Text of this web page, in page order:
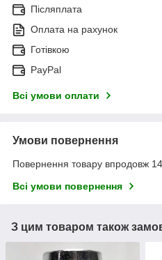
Післяплата
Оплата на рахунок
Готівкою
PayPal
Всі умови оплати
Умови повернення
Повернення товару впродовж
Всі умови повернення
З цим товаром також